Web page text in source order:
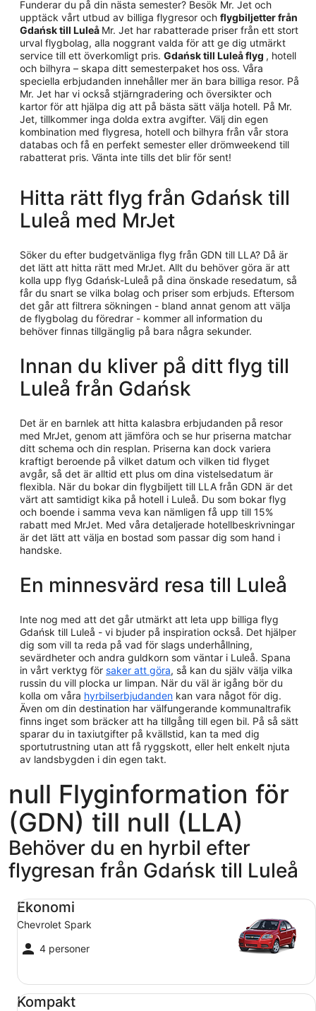
Funderar du på din nästa semester? Besök Mr. Jet och
upptäck vårt utbud av billiga flygresor och flygbiljetter från
Gdańsk till Luleå Mr. Jet har rabatterade priser från ett stort
urval flygbolag, alla noggrant valda för att ge dig utmärkt
service till ett överkomligt pris. Gdańsk till Luleå flyg , hotell
och bilhyra – skapa ditt semesterpaket hos oss. Våra
speciella erbjudanden innehåller mer än bara billiga resor. På
Mr. Jet har vi också stjärngradering och översikter och
kartor för att hjälpa dig att på bästa sätt välja hotell. På Mr.
Jet, tillkommer inga dolda extra avgifter. Välj din egen
kombination med flygresa, hotell och bilhyra från vår stora
databas och få en perfekt semester eller drömweekend till
rabatterat pris. Vänta inte tills det blir för sent!
Hitta rätt flyg från Gdańsk till
Luleå med MrJet
Söker du efter budgetvänliga flyg från GDN till LLA? Då är
det lätt att hitta rätt med MrJet. Allt du behöver göra är att
kolla upp flyg Gdańsk-Luleå på dina önskade resedatum, så
får du snart se vilka bolag och priser som erbjuds. Eftersom
det går att filtrera sökningen - bland annat genom att välja
de flygbolag du föredrar - kommer all information du
behöver finnas tillgänglig på bara några sekunder.
Innan du kliver på ditt flyg till
Luleå från Gdańsk
Det är en barnlek att hitta kalasbra erbjudanden på resor
med MrJet, genom att jämföra och se hur priserna matchar
ditt schema och din resplan. Priserna kan dock variera
kraftigt beroende på vilket datum och vilken tid flyget
avgår, så det är alltid ett plus om dina vistelsedatum är
flexibla. När du bokar din flygbiljett till LLA från GDN är det
värt att samtidigt kika på hotell i Luleå. Du som bokar flyg
och boende i samma veva kan nämligen få upp till 15%
rabatt med MrJet. Med våra detaljerade hotellbeskrivningar
är det lätt att välja en bostad som passar dig som hand i
handske.
En minnesvärd resa till Luleå
Inte nog med att det går utmärkt att leta upp billiga flyg
Gdańsk till Luleå - vi bjuder på inspiration också. Det hjälper
dig som vill ta reda på vad för slags underhållning,
sevärdheter och andra guldkorn som väntar i Luleå. Spana
in vårt verktyg för saker att göra, så kan du själv välja vilka
russin du vill plocka ur limpan. När du väl är igång bör du
kolla om våra hyrbilserbjudanden kan vara något för dig.
Även om din destination har välfungerande kommunaltrafik
finns inget som bräcker att ha tillgång till egen bil. På så sätt
sparar du in taxiutgifter på kvällstid, kan ta med dig
sportutrustning utan att få ryggskott, eller helt enkelt njuta
av landsbygden i din egen takt.
null Flyginformation för
(GDN) till null (LLA)
Behöver du en hyrbil efter
flygresan från Gdańsk till Luleå
Ekonomi
Chevrolet Spark
4 personer
Ekonomi Chevrolet Spark
Kompakt
Kompakt Ford Focus